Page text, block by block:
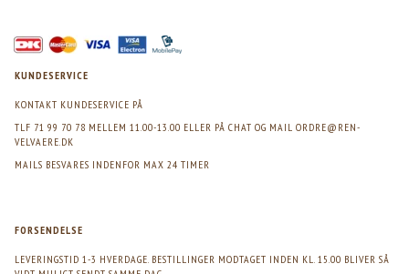
KUNDESERVICE
KONTAKT KUNDESERVICE PÅ
TLF 71 99 70 78 MELLEM 11.00-13.00 ELLER PÅ CHAT OG MAIL ORDRE@REN-
VELVAERE.DK
MAILS BESVARES INDENFOR MAX 24 TIMER
FORSENDELSE
LEVERINGSTID 1-3 HVERDAGE. BESTILLINGER MODTAGET INDEN KL. 15.00 BLIVER SÅ